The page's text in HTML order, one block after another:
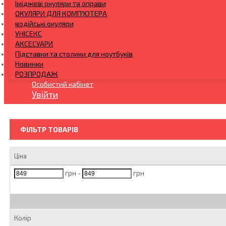
Іміджеві окуляри та оправи
ОКУЛЯРИ ДЛЯ КОМП'ЮТЕРА
водійські окуляри
УНІСЕКС
АКСЕСУАРИ
Підставки та столики для ноутбуків
Новинки
РОЗПРОДАЖ
Особистий кабінет
Увійти
ФІЛЬТР ТОВАРІВ
Ціна
грн - грн
Колір